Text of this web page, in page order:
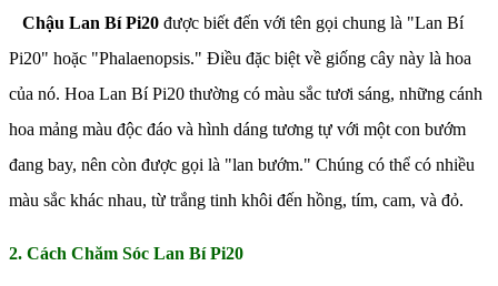
Chậu Lan Bí Pi20 được biết đến với tên gọi chung là "Lan Bí
Pi20" hoặc "Phalaenopsis." Điều đặc biệt về giống cây này là hoa
của nó. Hoa Lan Bí Pi20 thường có màu sắc tươi sáng, những cánh
hoa mảng màu độc đáo và hình dáng tương tự với một con bướm
đang bay, nên còn được gọi là "lan bướm." Chúng có thể có nhiều
màu sắc khác nhau, từ trắng tinh khôi đến hồng, tím, cam, và đỏ.
2. Cách Chăm Sóc Lan Bí Pi20